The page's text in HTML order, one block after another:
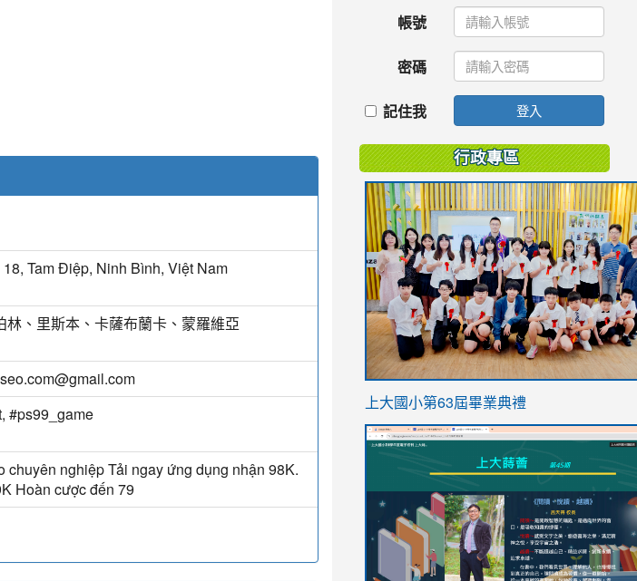
Tam Điệp, Ninh Bình, Việt Nam
、里斯本、卡薩布蘭卡、蒙羅維亞
#ps99_game
chuyên nghiệp Tải ngay ứng dụng nhận 98K.
Hoàn cược đến 79
帳號
密碼
記住我 登入
行政專區
link
https://sites.google.com/stes.tyc.edu.tw/
上大國小第63屆畢業典禮
link